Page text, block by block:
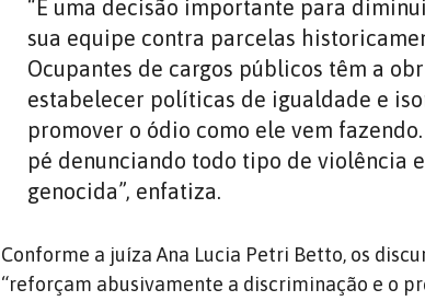
“É uma decisão importante para
sua equipe contra parcelas
Ocupantes de cargos públicos têm a
estabelecer políticas de igualdade e
promover o ódio como ele vem
pé denunciando todo tipo de violência
genocida”, enfatiza.
Conforme a juíza Ana Lucia Petri Betto, os
“reforçam abusivamente a discriminação e o